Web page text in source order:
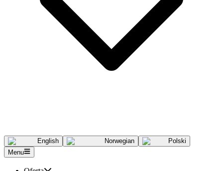
English Norwegian
Polski
Menu